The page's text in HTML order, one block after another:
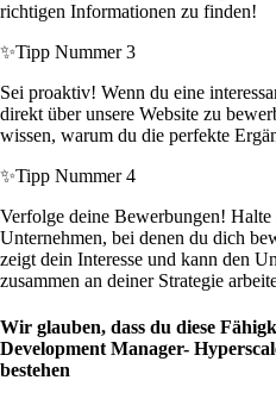
richtigen Informationen zu finden!
✨Tipp Nummer 3
Sei proaktiv! Wenn du eine
direkt über unsere Website zu
wissen, warum du die perfekte
✨Tipp Nummer 4
Verfolge deine Bewerbungen!
Unternehmen, bei denen du dich
zeigt dein Interesse und kann den
zusammen an deiner Strategie
Wir glauben, dass du diese
Development Manager-
bestehen